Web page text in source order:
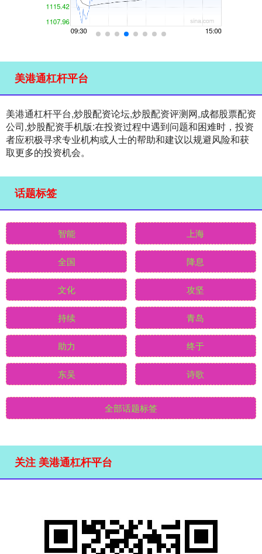
美港通杠杆平台
美港通杠杆平台,炒股配资论坛,炒股配资评测网,成都股票配资
公司,炒股配资手机版:在投资过程中遇到问题和困难时，投资
者应积极寻求专业机构或人士的帮助和建议以规避风险和获
取更多的投资机会。
话题标签
智能 上海
全国 降息
文化 攻坚
持续 青岛
助力 终于
东吴 诗歌
全部话题标签
关注 美港通杠杆平台